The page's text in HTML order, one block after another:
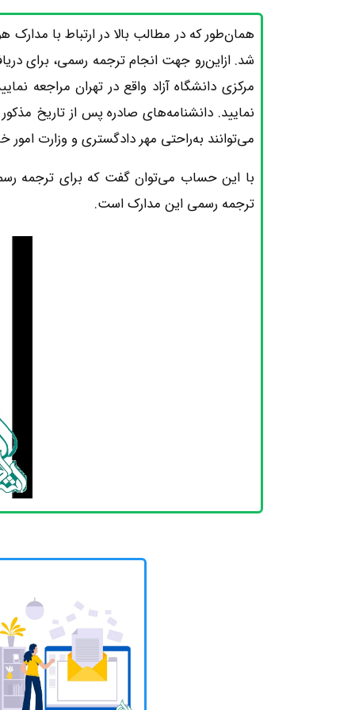
شد. ازاین‌رو جهت انجام ترجمه رسمی، برای
مرکزی دانشگاه آزاد واقع در تهران مراجعه
نمایید. دانشنامه‌های صادره پس از تاریخ
می‌توانند به‌راحتی مهر دادگستری و وزارت امور
با این حساب می‌توان گفت که برای ترجمه
ترجمه رسمی این مدارک است.